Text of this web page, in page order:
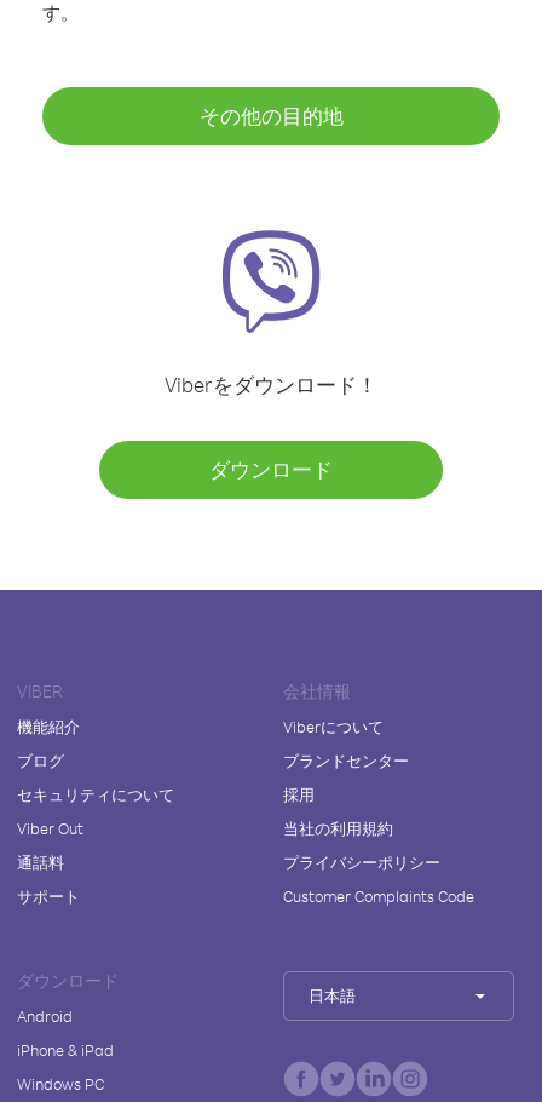
す。
その他の目的地
Viberをダウンロード！
ダウンロード
VIBER
機能紹介
ブログ
セキュリティについて
Viber Out
通話料
サポート
会社情報
Viberについて
ブランドセンター
採用
当社の利用規約
プライバシーポリシー
Customer Complaints Code
ダウンロード
Android
iPhone & iPad
Windows PC
日本語